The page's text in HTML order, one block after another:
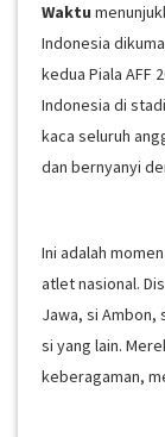
Waktu
Indonesia
kedua Piala AFF
Indonesia di
kaca seluruh
dan bernyanyi
Ini adalah
atlet nasional.
Jawa, si Ambon,
si yang lain.
keberagaman,